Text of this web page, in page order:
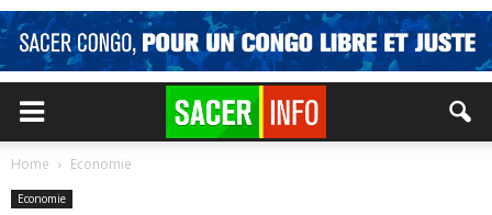
Home Economie
Economie